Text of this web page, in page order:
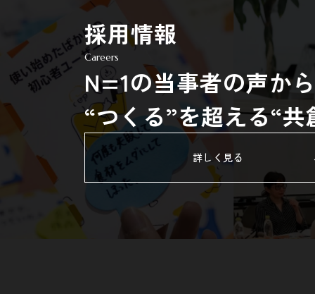
採用情報
Careers
N=1の当事者の声か
“つくる”を超える“
詳しく見る